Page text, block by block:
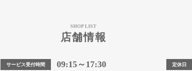
SHOP LIST
店舗情報
サービス受付時間 09:15～17:30 定休日